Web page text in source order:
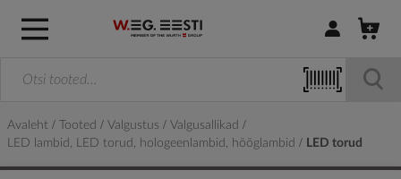
Logi sisse /
Avaleht Tooted Valgustus
Valgusallikad
LED lambid, LED torud, hologeenlambid, hõõglambid
LED torud